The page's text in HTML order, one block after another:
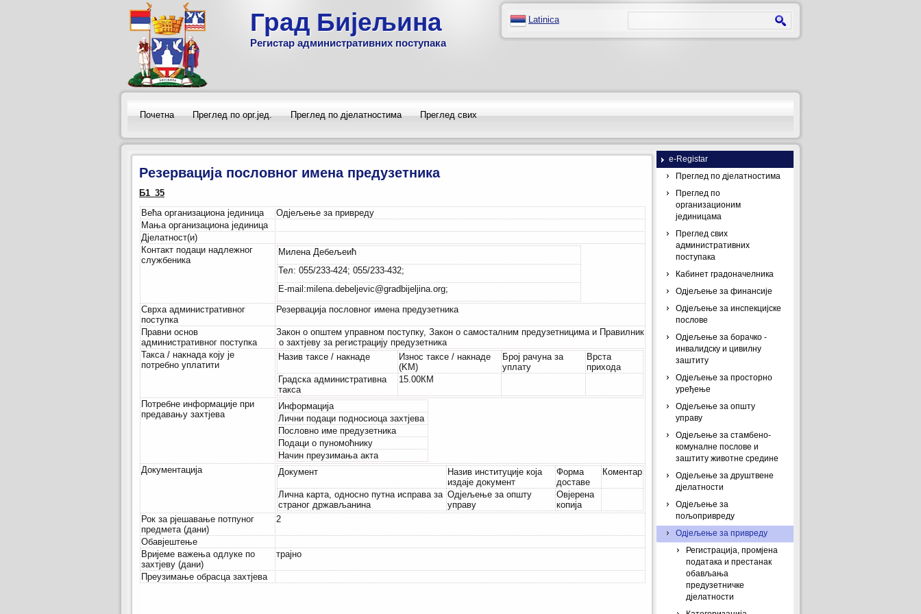
Град Бијељина
Регистар административних поступака
Latinica
Почетна Преглед по орг.јед. Преглед по дјелатностима Преглед свих
Резервација пословног имена предузетника
Б1_35
Већа организациона јединица
Одјељење за привреду
Мања организациона јединица
Дјелатност(и)
Контакт подаци надлежног
службеника
Милена Дебељеић
Тел: 055/233-424; 055/233-432;
E-mail:milena.debeljevic@gradbijeljina.org;
Сврха административног
поступка
Резервација пословног имена предузетника
Правни основ
административног поступка
Закон о општем управном поступку, Закон о самосталним предузетницима и Правилник
о захтјеву за регистрацију предузетника
Такса / накнада коју је
потребно уплатити
Назив таксе / накнаде
Износ таксе / накнаде
(KM)
Број рачуна за
уплату
Врста
прихода
Градска административна
такса
15.00КМ
Потребне информације при
предавању захтјева
Информација
Лични подаци подносиоца захтјева
Пословно име предузетника
Подаци о пуномоћнику
Начин преузимања акта
Документација
Документ
Назив институције која
издаје документ
Форма
доставе
Коментар
Лична карта, односно путна исправа за
страног држављанина
Одјељење за општу
управу
Овјерена
копија
Рок за рјешавање потпуног
предмета (дани)
2
Обавјештење
Вријеме важења одлуке по
захтјеву (дани)
трајно
Преузимање обрасца захтјева
e-Registar
Преглед по дјелатностима
Преглед по
организационим
јединицама
Преглед свих
административних
поступака
Кабинет градоначелника
Одјељење за финансије
Одјељење за инспекцијске
послове
Одјељење за борачко -
инвалидску и цивилну
заштиту
Одјељење за просторно
уређење
Одјељење за општу
управу
Одјељење за стамбено-
комуналне послове и
заштиту животне средине
Одјељење за друштвене
дјелатности
Одјељење за
пољопривреду
Одјељење за привреду
Регистрација, промјена
података и престанак
обављања
предузетничке
дјелатности